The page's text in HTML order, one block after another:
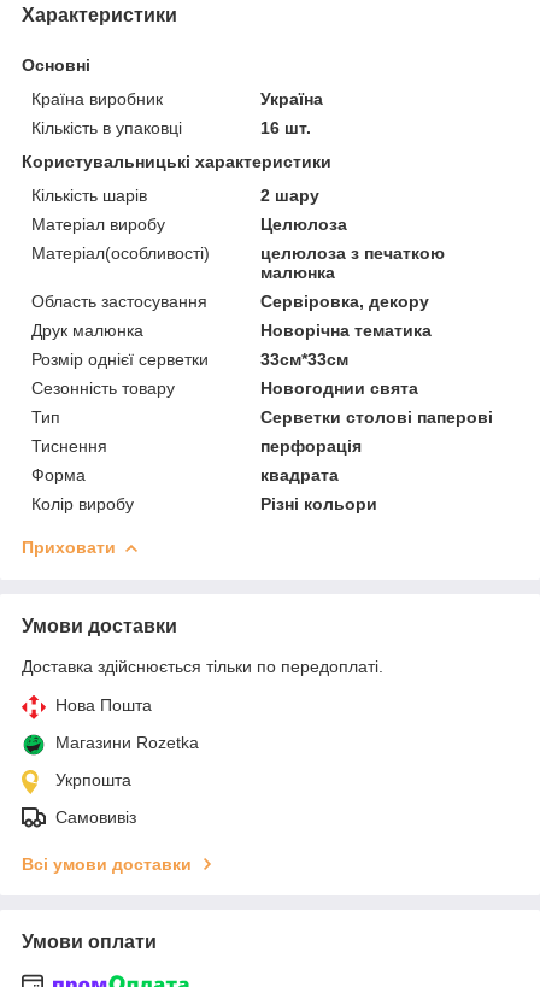
Характеристики
Основні
Країна виробник
Україна
Кількість в упаковці
16 шт.
Користувальницькі характеристики
Кількість шарів
2 шару
Матеріал виробу
Целюлоза
Матеріал(особливості)
целюлоза з печаткою
малюнка
Область застосування
Сервіровка, декору
Друк малюнка
Новорічна тематика
Розмір однієї серветки
33см*33см
Сезонність товару
Новогоднии свята
Тип
Серветки столові паперові
Тиснення
перфорація
Форма
квадрата
Колір виробу
Різні кольори
Приховати
Умови доставки
Доставка здійснюється тільки по передоплаті.
Нова Пошта
Магазини Rozetka
Укрпошта
Самовивіз
Всі умови доставки
Умови оплати